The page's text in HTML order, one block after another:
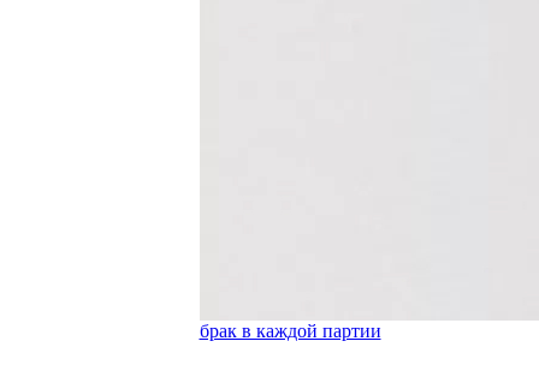
брак в каждой партии